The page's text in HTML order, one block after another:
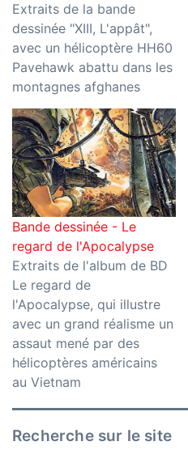
Extraits de la bande
dessinée "XIII, L'appât",
avec un hélicoptère HH60
Pavehawk abattu dans les
montagnes afghanes
Bande dessinée - Le
regard de l'Apocalypse
Extraits de l'album de BD
Le regard de
l'Apocalypse, qui illustre
avec un grand réalisme un
assaut mené par des
hélicoptères américains
au Vietnam
Recherche sur le site